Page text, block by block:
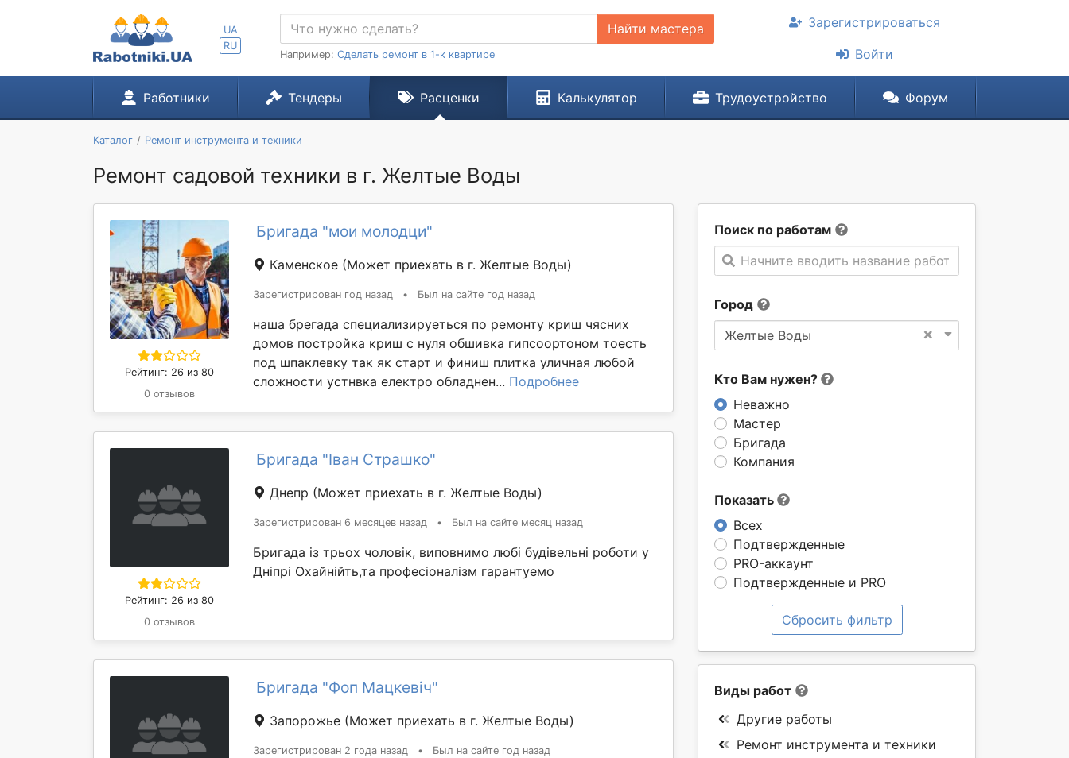
UA
RU
Найти мастера
Например: Сделать ремонт в 1-к квартире
Зарегистрироваться
Войти
Работники Тендеры Расценки Калькулятор Трудоустройство Форум
Каталог Ремонт инструмента и техники
Ремонт садовой техники в г. Желтые Воды
Поиск по работам
Начните вводить название работы
Город
×
Желтые Воды
Кто Вам нужен?
Неважно
Мастер
Бригада
Компания
Показать
Всех
Подтвержденные
PRO-аккаунт
Подтвержденные и PRO
Сбросить фильтр
Рейтинг: 26 из 80
0 отзывов
Бригада "мои молодци"
Каменское (Может приехать в г. Желтые Воды)
Зарегистрирован год назад • Был на сайте год назад
наша брегада специализируеться по ремонту криш чясних
домов постройка криш с нуля обшивка гипсоортоном тоесть
под шпаклевку так як старт и финиш плитка уличная любой
сложности устнвка електро обладнен... Подробнее
Рейтинг: 26 из 80
0 отзывов
Бригада "Іван Страшко"
Днепр (Может приехать в г. Желтые Воды)
Зарегистрирован 6 месяцев назад • Был на сайте месяц назад
Бригада із трьох чоловік, виповнимо любі будівельні роботи у
Дніпрі Охайнійть,та професіоналізм гарантуемо
Бригада "Фоп Мацкевіч"
Запорожье (Может приехать в г. Желтые Воды)
Зарегистрирован 2 года назад • Был на сайте год назад
Виды работ
Другие работы
Ремонт инструмента и техники